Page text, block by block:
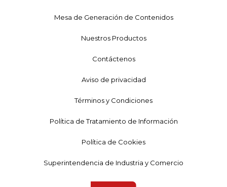
Mesa de Generación de Contenidos
Nuestros Productos
Contáctenos
Aviso de privacidad
Términos y Condiciones
Política de Tratamiento de Información
Política de Cookies
Superintendencia de Industria y Comercio